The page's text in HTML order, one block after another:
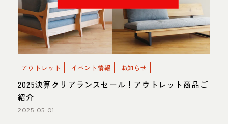
アウトレット イベント情報 お知らせ
2025決算クリアランスセール！アウトレット商品ご
紹介
2025.05.01